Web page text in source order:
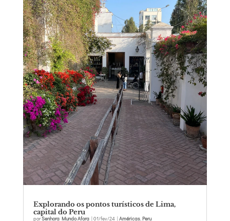
Explorando os pontos turísticos de Lima,
capital do Peru
porSenhora Mundo Afora| 01/fev/24| Américas, Peru